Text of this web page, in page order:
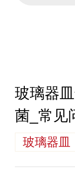
玻璃器
菌_常见
玻璃器皿